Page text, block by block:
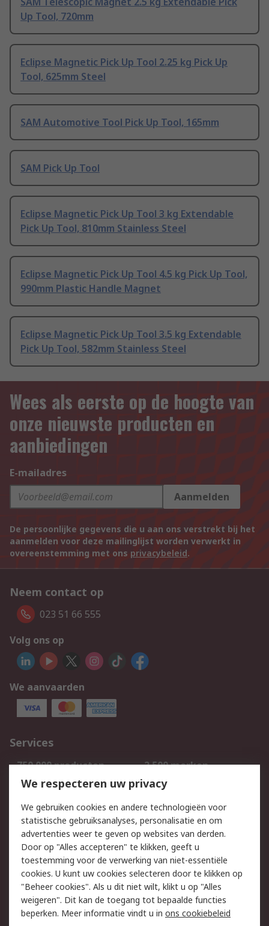
Up Tool, 720mm
Eclipse Magnetic Pick Up Tool 2.25 kg Pick Up
Tool, 625mm Steel
SAM Automotive Tool Pick Up Tool, 165mm
SAM Pick Up Tool
Eclipse Magnetic Pick Up Tool 3 kg Extendable
Pick Up Tool, 810mm Stainless Steel
Eclipse Magnetic Pick Up Tool 4.5 kg Pick Up Tool,
990mm Plastic Handle Magnet
Eclipse Magnetic Pick Up Tool 3.5 kg Extendable
Pick Up Tool, 582mm Stainless Steel
Wees als eerste op de hoogte van
onze nieuwste producten en
aanbiedingen
E-mailadres
Aanmelden
De persoonlijke gegevens die u aan ons verstrekt bij het
aanmelden voor deze mailinglijst worden verwerkt in
overeenstemming met ons privacybeleid.
Neem contact op
023 51 66 555
Volg ons op
We aanvaarden
Services
750.000 producten
2.500 merken
Bestellen
Inkoopoplossingen
Track & Trace
Wettelijk
Cookiebeleid
Email veiligheid
Privacybeleid
Websitevoorwaarden
Algemene
verkoopvoorwaarden
We respecteren uw privacy
We gebruiken cookies en andere technologieën voor
statistische gebruiksanalyses, personalisatie en om
advertenties weer te geven op websites van derden.
Door op "Alles accepteren" te klikken, geeft u
toestemming voor de verwerking van niet-essentiële
cookies. U kunt uw cookies selecteren door te klikken op
"Beheer cookies". Als u dit niet wilt, klikt u op "Alles
weigeren". Dit kan de toegang tot bepaalde functies
beperken. Meer informatie vindt u in ons cookiebeleid